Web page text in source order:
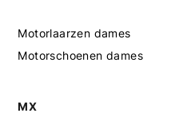
Motorlaarzen dames
Motorschoenen dames
MX